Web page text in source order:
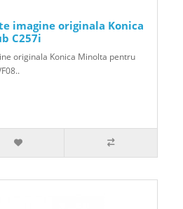
imagine originala Konica
C257i
originala Konica Minolta pentru